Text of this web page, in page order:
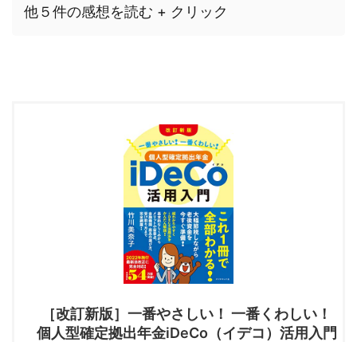
他５件の感想を読む + クリック
［改訂新版］一番やさしい！ 一番くわしい！
個人型確定拠出年金iDeCo（イデコ）活用入門